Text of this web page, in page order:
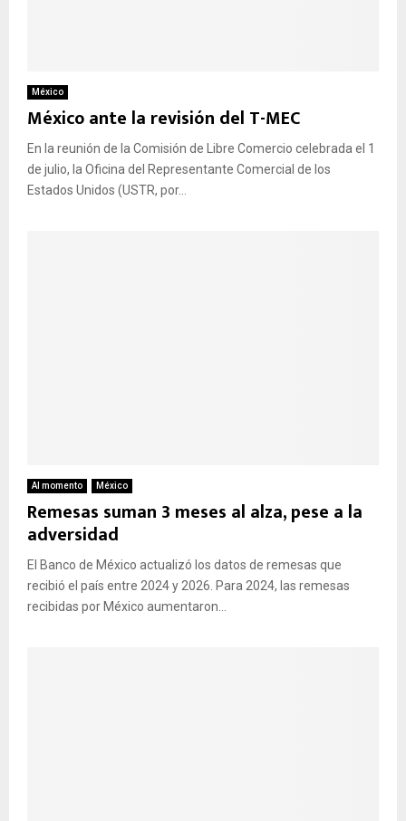
México
México ante la revisión del T-MEC
En la reunión de la Comisión de Libre Comercio celebrada el 1
de julio, la Oficina del Representante Comercial de los
Estados Unidos (USTR, por...
Al momento México
Remesas suman 3 meses al alza, pese a la
adversidad
El Banco de México actualizó los datos de remesas que
recibió el país entre 2024 y 2026. Para 2024, las remesas
recibidas por México aumentaron...